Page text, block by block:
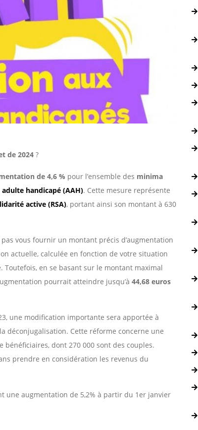
de 2024 ?
de 4,6 % pour l’ensemble des minima
handicapé (AAH). Cette mesure représente
active (RSA), portant ainsi son montant à 630
vous fournir un montant précis d’augmentation
actuelle, calculée en fonction de votre situation
en se basant sur le montant maximal
pourrait atteindre jusqu’à 44,68 euros
une modification importante sera apportée à
déconjugalisation. Cette réforme concerne une
bénéficiaires, dont 270 000 sont des couples.
prendre en considération les revenus du
une augmentation de 5,2% à partir du 1er janvier